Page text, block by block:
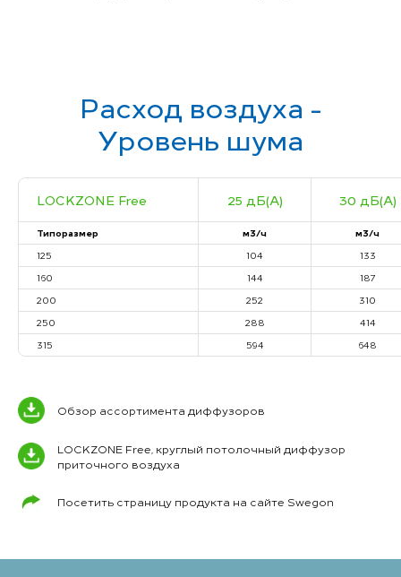
Расход воздуха -
Уровень шума
LOCKZONE Free 25 дБ(А) 30 дБ(А)
Типоразмер м3/ч
м3/ч
125
104
133
160
144
187
200
252
310
250
288
414
315
594 648
Обзор ассортимента диффузоров
LOCKZONE Free, круглый потолочный диффузор
приточного воздуха
Посетить страницу продукта на сайте Swegon